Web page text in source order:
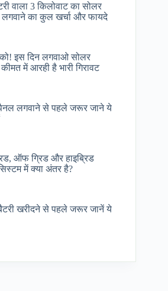
वाला 3 किलोवाट का सोलर
लगवाने का कुल खर्चा और फायदे
इस दिन लगवाओ सोलर
में आरही है भारी गिरावट
लगवाने से पहले जरूर जाने ये
ऑफ ग्रिड और हाइब्रिड
में क्या अंतर है?
खरीदने से पहले जरूर जानें ये